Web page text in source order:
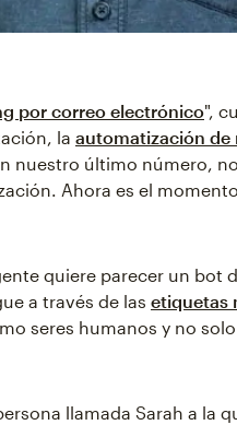
por correo electrónico",
la automatización de
nuestro último número,
Ahora es el
quiere parecer un bot
a través de las etiquetas
seres humanos y no
llamada Sarah a la